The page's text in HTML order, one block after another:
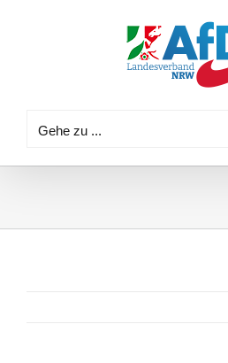
Gehe zu ...